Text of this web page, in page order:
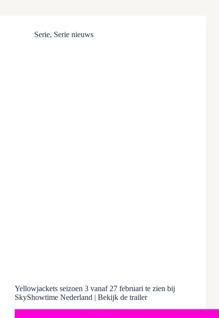
Serie, Serie nieuws
Yellowjackets seizoen 3 vanaf 27 februari te zien bij
SkyShowtime Nederland | Bekijk de trailer